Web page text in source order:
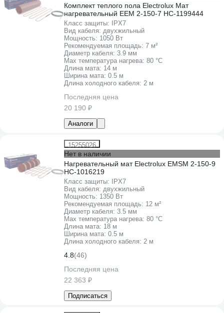
Комплект теплого пола Electrolux Мат
нагревательный EEM 2-150-7 НС-1199444
Класс защиты:
IPХ7
Вид кабеля: двухжильный
Мощность: 1050 Вт
Рекомендуемая площадь: 7 м²
Диаметр кабеля: 3.9 мм
Max температура нагрева: 80 °С
Длина мата: 14 м
Ширина мата: 0.5 м
Длина холодного кабеля: 2 м
Последняя цена
20 190 ₽
Аналоги
15255026
Нет в наличии
Нагревательный мат Electrolux EMSM 2-150-9
НС-1016219
Класс защиты:
IPХ7
Вид кабеля: двухжильный
Мощность: 1350 Вт
Рекомендуемая площадь: 12 м²
Диаметр кабеля: 3.5 мм
Max температура нагрева: 80 °С
Длина мата: 18 м
Ширина мата: 0.5 м
Длина холодного кабеля: 2 м
4.8(46)
Последняя цена
22 363 ₽
Подписаться